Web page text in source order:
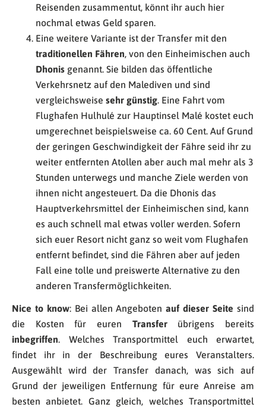
Reisenden zusammentut, könnt ihr auch hier
nochmal etwas Geld sparen.
Eine weitere Variante ist der Transfer mit den
traditionellen Fähren, von den Einheimischen auch
Dhonis genannt. Sie bilden das öffentliche
Verkehrsnetz auf den Malediven und sind
vergleichsweise sehr günstig. Eine Fahrt vom
Flughafen Hulhulé zur Hauptinsel Malé kostet euch
umgerechnet beispielsweise ca. 60 Cent. Auf Grund
der geringen Geschwindigkeit der Fähre seid ihr zu
weiter entfernten Atollen aber auch mal mehr als 3
Stunden unterwegs und manche Ziele werden von
ihnen nicht angesteuert. Da die Dhonis das
Hauptverkehrsmittel der Einheimischen sind, kann
es auch schnell mal etwas voller werden. Sofern
sich euer Resort nicht ganz so weit vom Flughafen
entfernt befindet, sind die Fähren aber auf jeden
Fall eine tolle und preiswerte Alternative zu den
anderen Transfermöglichkeiten.
Nice to know: Bei allen Angebotenauf dieser Seite sind
die Kosten für euren Transfer übrigens bereits
inbegriffen. Welches Transportmittel euch erwartet,
findet ihr in der Beschreibung eures Veranstalters.
Ausgewählt wird der Transfer danach, was sich auf
Grund der jeweiligen Entfernung für eure Anreise am
besten anbietet. Ganz gleich, welches Transportmittel